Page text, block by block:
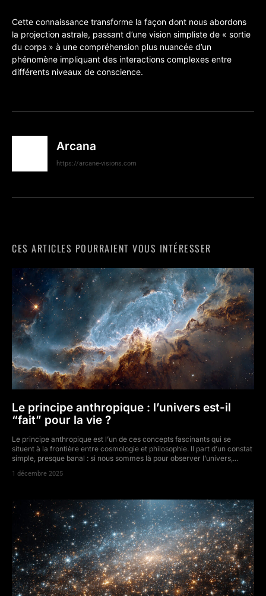
Cette connaissance transforme la façon dont nous abordons
la projection astrale, passant d’une vision simpliste de « sortie
du corps » à une compréhension plus nuancée d’un
phénomène impliquant des interactions complexes entre
différents niveaux de conscience.
Arcana
https://arcane-visions.com
CES ARTICLES POURRAIENT VOUS INTÉRESSER
Le principe anthropique : l’univers est-il
“fait” pour la vie ?
Le principe anthropique est l’un de ces concepts fascinants qui se
situent à la frontière entre cosmologie et philosophie. Il part d’un constat
simple, presque banal : si nous sommes là pour observer l’univers,...
1 décembre 2025